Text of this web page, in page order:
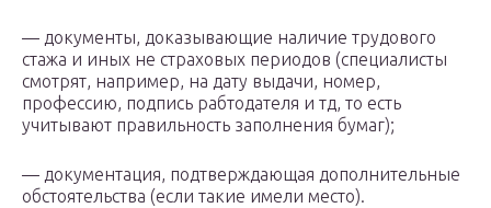
— документы, доказывающие наличие трудового
стажа и иных не страховых периодов (специалисты
смотрят, например, на дату выдачи, номер,
профессию, подпись рабтодателя и тд, то есть
учитывают правильность заполнения бумаг);
— документация, подтверждающая дополнительные
обстоятельства (если такие имели место).